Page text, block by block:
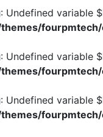
: Undefined variable
: Undefined variable
: Undefined variable